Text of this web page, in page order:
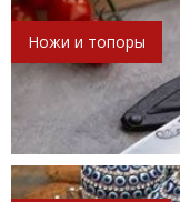
Ножи и топоры